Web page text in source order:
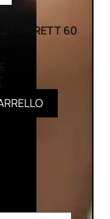
CORRETT 60